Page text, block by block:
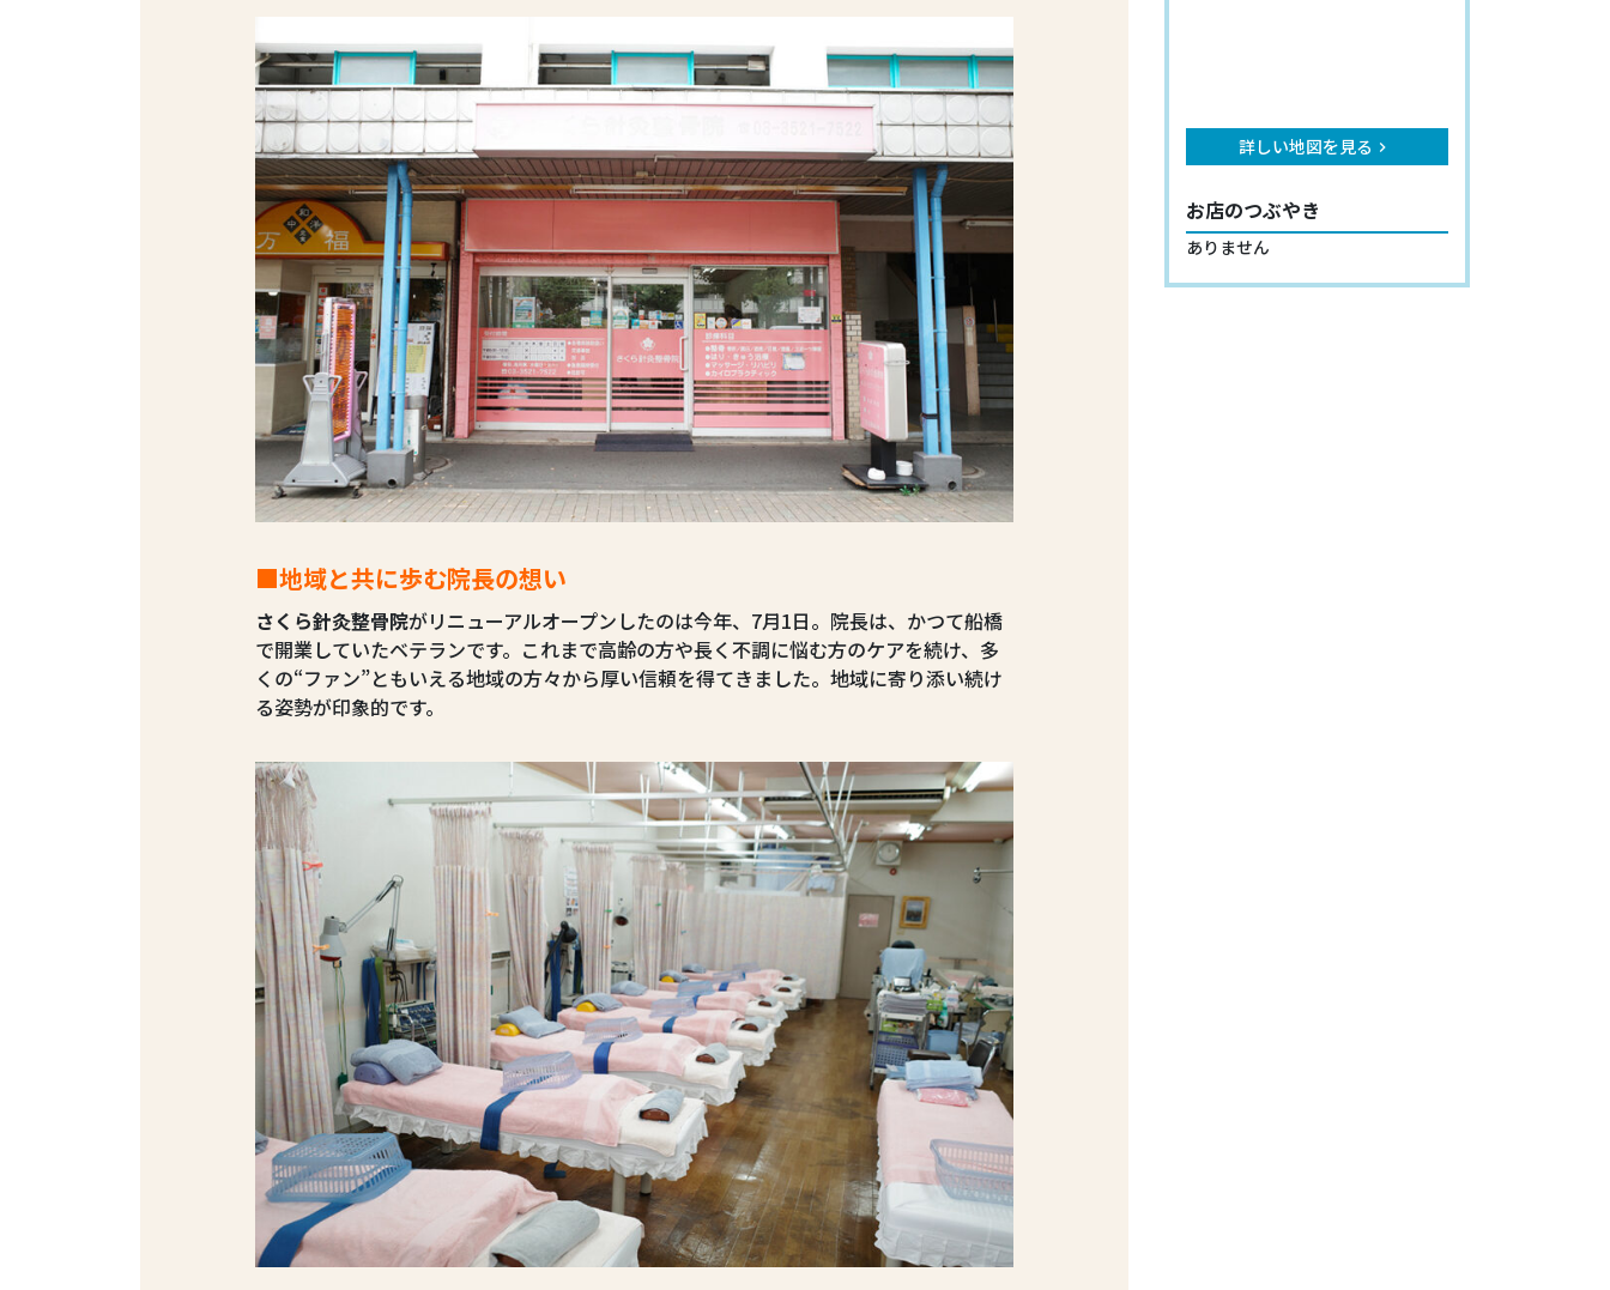
■地域と共に歩む院長の想い
さくら針灸整骨院がリニューアルオープンしたのは今年、7月1日。院長は、かつて船橋
で開業していたベテランです。これまで高齢の方や長く不調に悩む方のケアを続け、多
くの“ファン”ともいえる地域の方々から厚い信頼を得てきました。地域に寄り添い続け
る姿勢が印象的です。
詳しい地図を見る keyboard_arrow_right
お店のつぶやき
ありません